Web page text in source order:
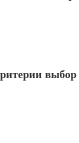
выбор